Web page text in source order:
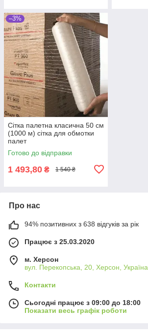
–3%
Сітка палетна класична 50 см
(1000 м) сітка для обмотки
палет
Готово до відправки
1 493,80 ₴ 1 540 ₴
Про нас
94% позитивних з 638 відгуків за рік
Працює з 25.03.2020
м. Херсон
вул. Перекопська, 20, Херсон, Україна
Контакти
Сьогодні працює з 09:00 до 18:00
Показати весь графік роботи